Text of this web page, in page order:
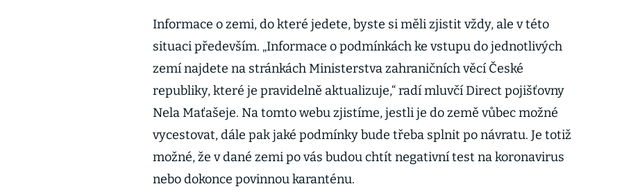
Informace o zemi, do které jedete, byste si měli zjistit vždy, ale v této
situaci především. „Informace o podmínkách ke vstupu do jednotlivých
zemí najdete na stránkách Ministerstva zahraničních věcí České
republiky, které je pravidelně aktualizuje,“ radí mluvčí Direct pojišťovny
Nela Maťašeje. Na tomto webu zjistíme, jestli je do země vůbec možné
vycestovat, dále pak jaké podmínky bude třeba splnit po návratu. Je totiž
možné, že v dané zemi po vás budou chtít negativní test na koronavirus
nebo dokonce povinnou karanténu.